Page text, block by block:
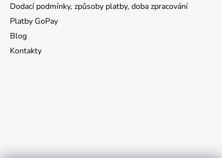
Dodací podmínky, způsoby platby, doba zpracování
Platby GoPay
Blog
Kontakty